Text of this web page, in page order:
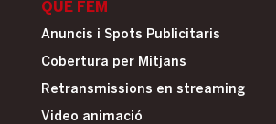
QUÈ FEM
Anuncis i Spots Publicitaris
Cobertura per Mitjans
Retransmissions en streaming
Video animació